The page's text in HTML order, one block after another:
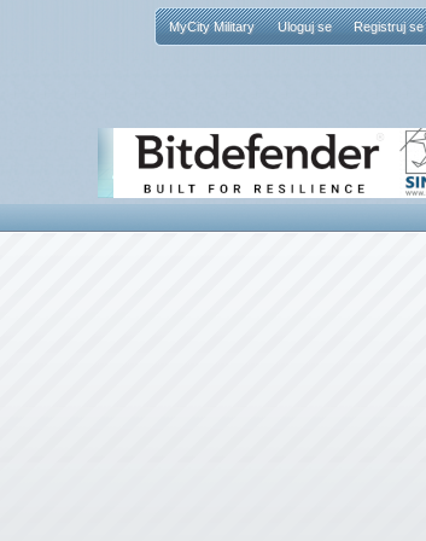
MyCity Military Uloguj se Registruj se